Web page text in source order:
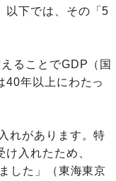
以下では、その「5
ることでGDP（国
40年以上にわたっ
れがあります。特
入れたため、
した」（東海東京